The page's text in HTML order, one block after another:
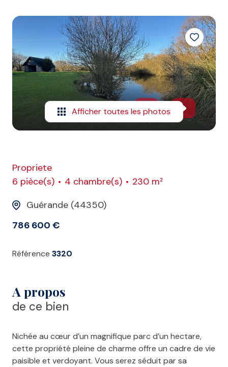
CONTACT
Afficher toutes les photos
Propriete
6 pièce(s)
4 chambre(s)
230 m²
Guérande (44350)
786 600 €
Référence 3320
A propos
de ce bien
Nichée au cœur d’un magnifique parc d’un hectare,
cette propriété pleine de charme offre un cadre de vie
paisible et verdoyant. Vous serez séduit par sa